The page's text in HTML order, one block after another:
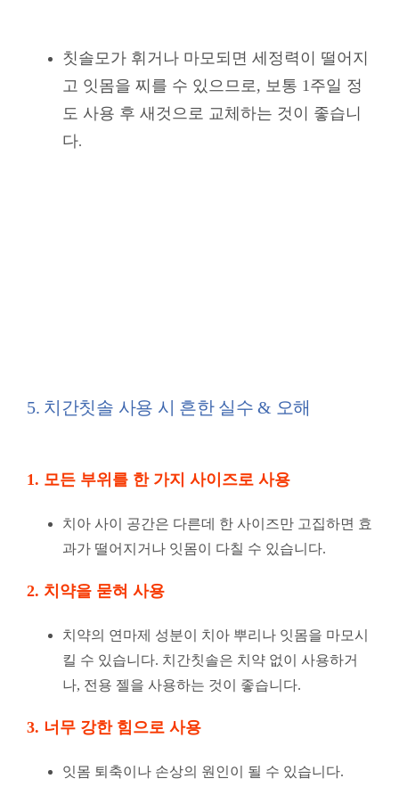
칫솔모가 휘거나 마모되면 세정력이 떨어지
고 잇몸을 찌를 수 있으므로, 보통 1주일 정
도 사용 후 새것으로 교체하는 것이 좋습니
다.
5. 치간칫솔 사용 시 흔한 실수 & 오해
1. 모든 부위를 한 가지 사이즈로 사용
치아 사이 공간은 다른데 한 사이즈만 고집하면 효
과가 떨어지거나 잇몸이 다칠 수 있습니다.
2. 치약을 묻혀 사용
치약의 연마제 성분이 치아 뿌리나 잇몸을 마모시
킬 수 있습니다. 치간칫솔은 치약 없이 사용하거
나, 전용 젤을 사용하는 것이 좋습니다.
3. 너무 강한 힘으로 사용
잇몸 퇴축이나 손상의 원인이 될 수 있습니다.